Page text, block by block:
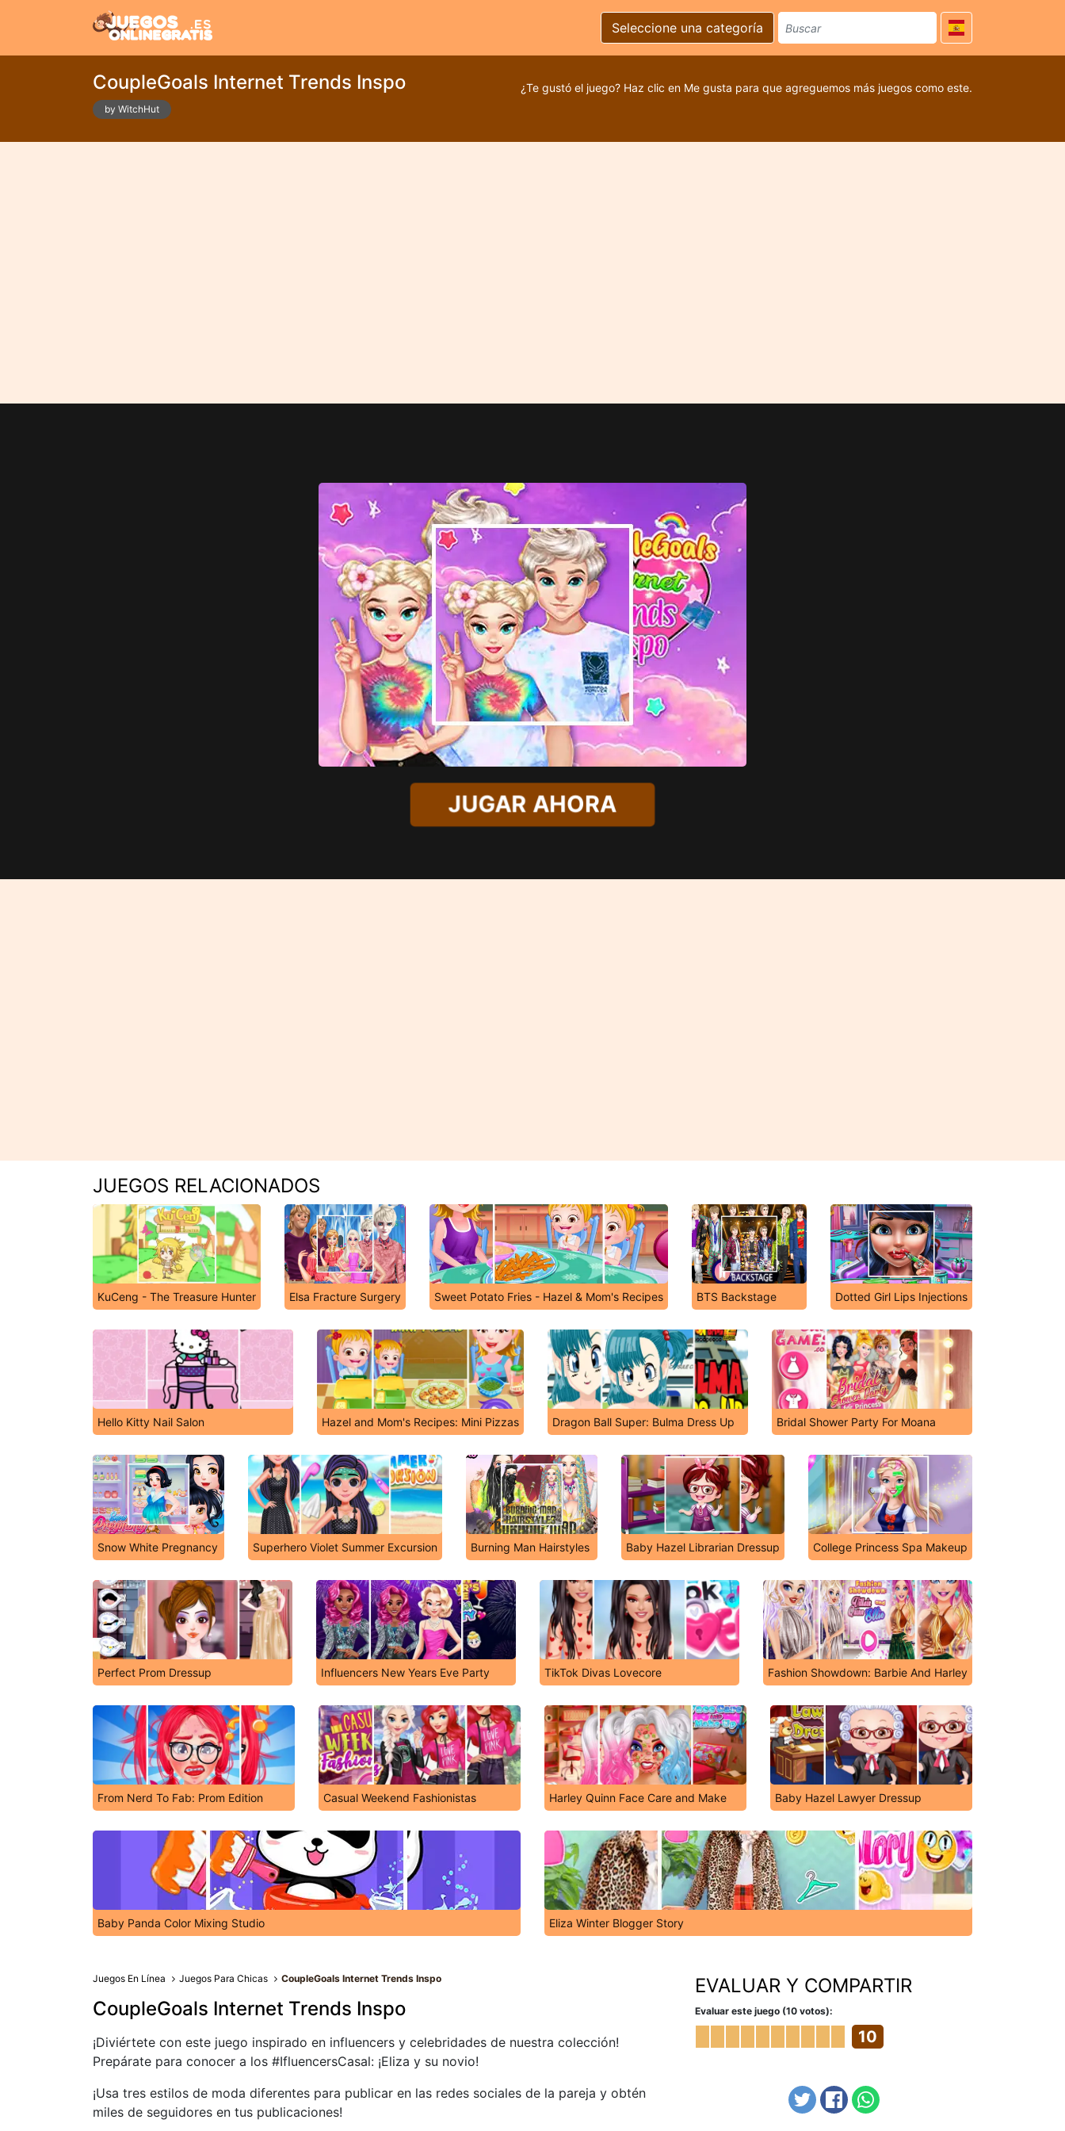
Seleccione una categoría
CoupleGoals Internet Trends Inspo
by WitchHut
¿Te gustó el juego? Haz clic en Me gusta para que agreguemos más juegos como este.
JUGAR AHORA
JUEGOS RELACIONADOS
KuCeng - The Treasure Hunter Elsa Fracture Surgery Sweet Potato Fries - Hazel & Mom's Recipes BTS Backstage Dotted Girl Lips Injections
Hello Kitty Nail Salon Hazel and Mom's Recipes: Mini Pizzas Dragon Ball Super: Bulma Dress Up Bridal Shower Party For Moana
Snow White Pregnancy Superhero Violet Summer Excursion Burning Man Hairstyles Baby Hazel Librarian Dressup College Princess Spa Makeup
Perfect Prom Dressup Influencers New Years Eve Party TikTok Divas Lovecore Fashion Showdown: Barbie And Harley
From Nerd To Fab: Prom Edition Casual Weekend Fashionistas Harley Quinn Face Care and Make Baby Hazel Lawyer Dressup
Baby Panda Color Mixing Studio Eliza Winter Blogger Story
Juegos En Línea Juegos Para Chicas CoupleGoals Internet Trends Inspo
CoupleGoals Internet Trends Inspo
¡Diviértete con este juego inspirado en influencers y celebridades de nuestra colección!
Prepárate para conocer a los #IfluencersCasal: ¡Eliza y su novio!
¡Usa tres estilos de moda diferentes para publicar en las redes sociales de la pareja y obtén
miles de seguidores en tus publicaciones!
EVALUAR Y COMPARTIR
Evaluar este juego (10 votos):
10